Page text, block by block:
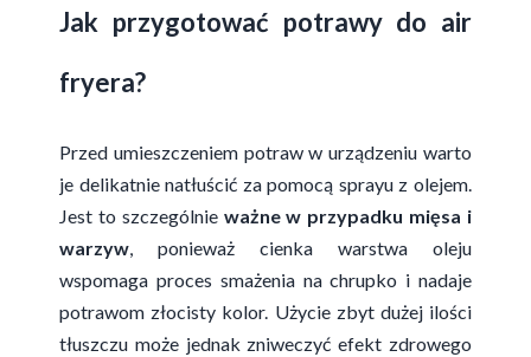
Jak przygotować potrawy do air
fryera?
Przed umieszczeniem potraw w urządzeniu warto
je delikatnie natłuścić za pomocą sprayu z olejem.
Jest to szczególnie ważne w przypadku mięsa i
warzyw, ponieważ cienka warstwa oleju
wspomaga proces smażenia na chrupko i nadaje
potrawom złocisty kolor. Użycie zbyt dużej ilości
tłuszczu może jednak zniweczyć efekt zdrowego